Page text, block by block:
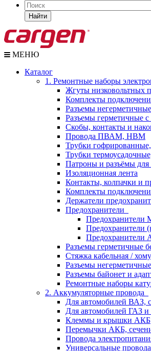
Найти
МЕНЮ
Каталог
1. Ремонтные наборы
Жгуты низковольтных
Комплекты
Разъемы
Разъемы герметичные
Скобы, контакты и
Провода ПВАМ, НВМ
Трубки гофрированные,
Трубки
Патроны и разъёмы для
Изоляционная лента
Контакты, колпачки и
Комплекты
Держатели
Предохранители
Предохранители
Предохранители
Предохранители
Разъемы герметичные
Стяжка кабельная /
Разъемы
Разъемы байонет и
Ремонтные наборы
2. Аккумуляторные провода
Для автомобилей ВАЗ,
Для автомобилей ГАЗ
Клеммы и крышки АКБ
Перемычки АКБ,
Провода
Универсальные